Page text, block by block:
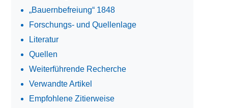
„Bauernbefreiung“ 1848
Forschungs- und Quellenlage
Literatur
Quellen
Weiterführende Recherche
Verwandte Artikel
Empfohlene Zitierweise